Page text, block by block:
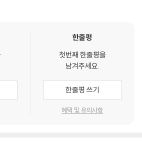
한줄평
첫번째 한줄평을
남겨주세요.
한줄평 쓰기
혜택 및 유의사항